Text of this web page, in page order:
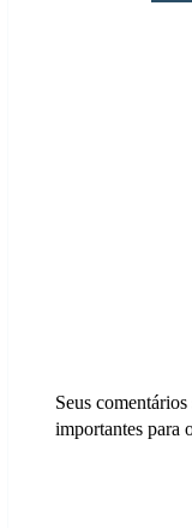
Seus
importantes para